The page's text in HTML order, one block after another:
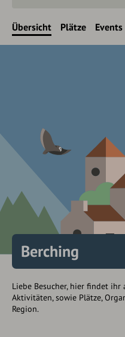
Übersicht Plätze Events
Berching
Liebe Besucher, hier findet ihr
Aktivitäten, sowie Plätze,
Region.